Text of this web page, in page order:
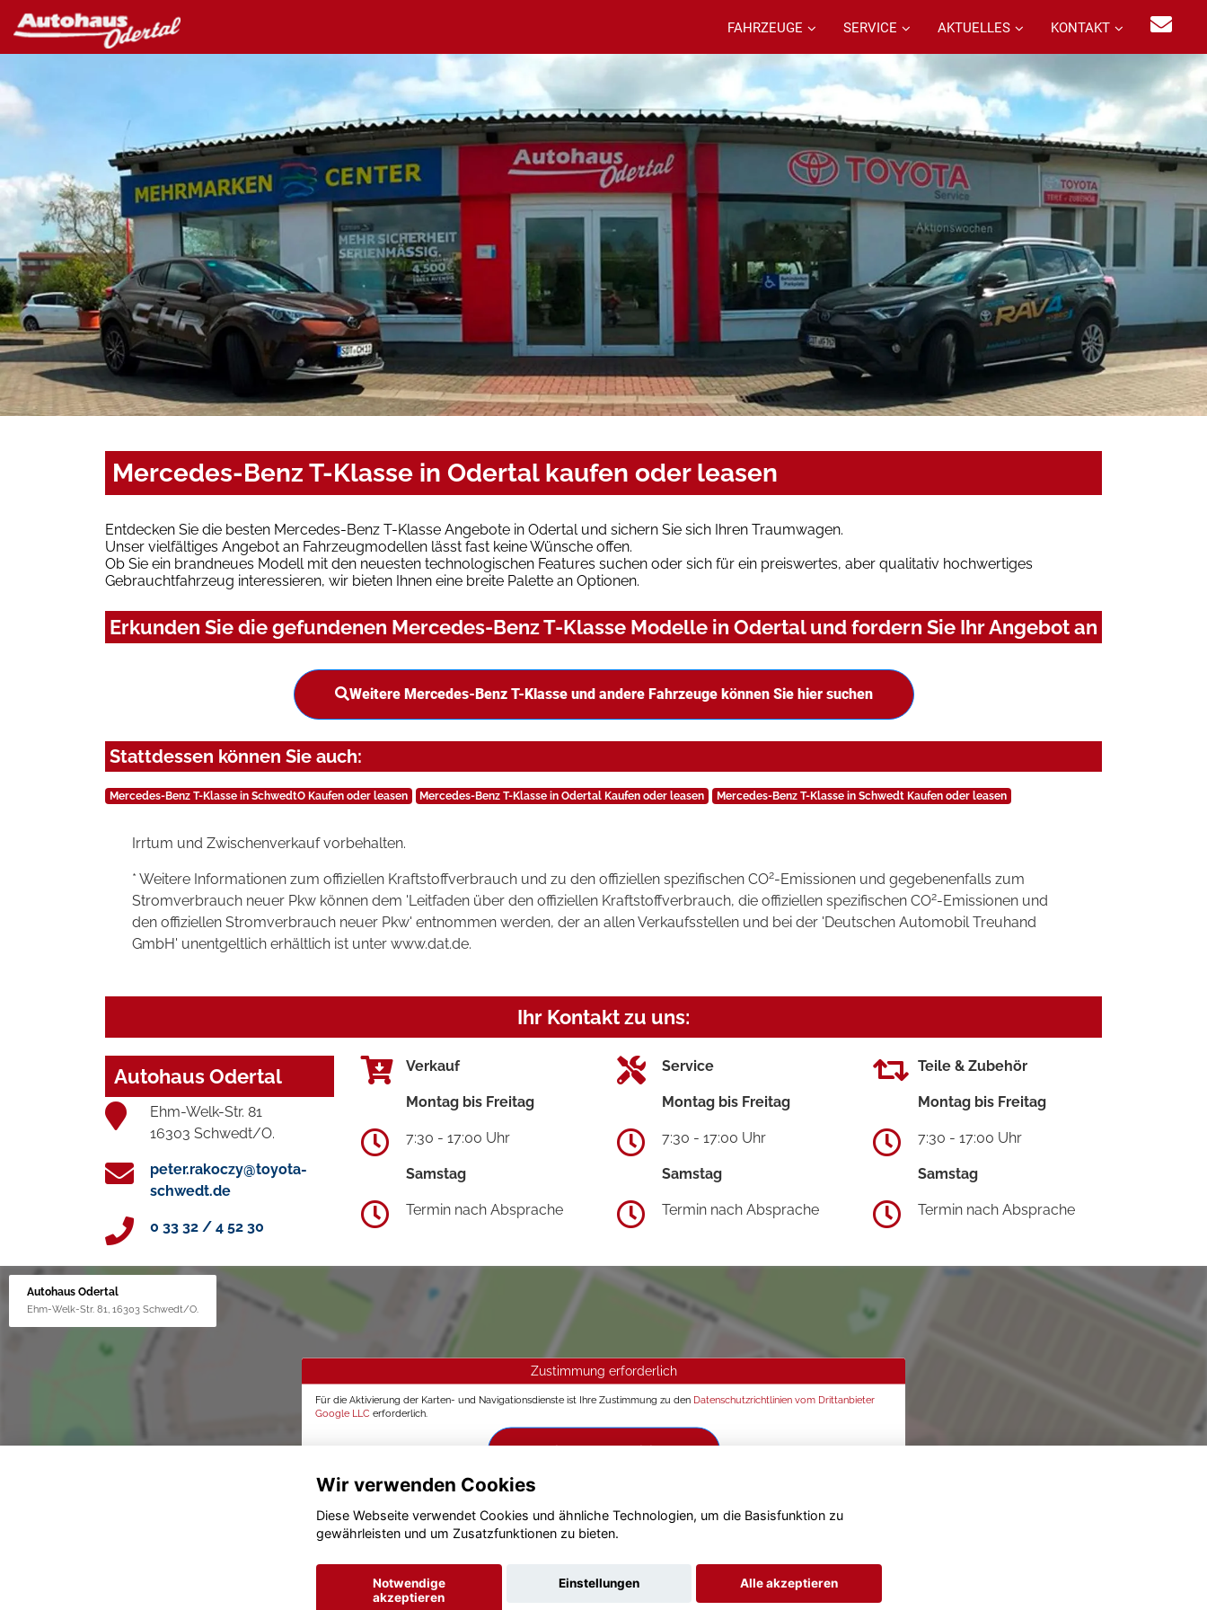
FAHRZEUGE SERVICE AKTUELLES KONTAKT
Mercedes-Benz T-Klasse in Odertal kaufen oder leasen
Entdecken Sie die besten Mercedes-Benz T-Klasse Angebote in Odertal und sichern Sie sich Ihren Traumwagen.
Unser vielfältiges Angebot an Fahrzeugmodellen lässt fast keine Wünsche offen.
Ob Sie ein brandneues Modell mit den neuesten technologischen Features suchen oder sich für ein preiswertes, aber qualitativ hochwertiges
Gebrauchtfahrzeug interessieren, wir bieten Ihnen eine breite Palette an Optionen.
Erkunden Sie die gefundenen Mercedes-Benz T-Klasse Modelle in Odertal und fordern Sie Ihr Angebot an
Weitere Mercedes-Benz T-Klasse und andere Fahrzeuge können Sie hier suchen
Stattdessen können Sie auch:
Mercedes-Benz T-Klasse in SchwedtO Kaufen oder leasen Mercedes-Benz T-Klasse in Odertal Kaufen oder leasen Mercedes-Benz T-Klasse in Schwedt Kaufen oder leasen
Irrtum und Zwischenverkauf vorbehalten.
* Weitere Informationen zum offiziellen Kraftstoffverbrauch und zu den offiziellen spezifischen CO2-Emissionen und gegebenenfalls zum
Stromverbrauch neuer Pkw können dem 'Leitfaden über den offiziellen Kraftstoffverbrauch, die offiziellen spezifischen CO2-Emissionen und
den offiziellen Stromverbrauch neuer Pkw' entnommen werden, der an allen Verkaufsstellen und bei der 'Deutschen Automobil Treuhand
GmbH' unentgeltlich erhältlich ist unter www.dat.de.
Ihr Kontakt zu uns:
Autohaus Odertal
Ehm-Welk-Str. 81
16303 Schwedt/O.
peter.rakoczy@toyota-
schwedt.de
0 33 32 / 4 52 30
Verkauf
Montag bis Freitag
7:30 - 17:00 Uhr
Samstag
Termin nach Absprache
Service
Montag bis Freitag
7:30 - 17:00 Uhr
Samstag
Termin nach Absprache
Teile & Zubehör
Montag bis Freitag
7:30 - 17:00 Uhr
Samstag
Termin nach Absprache
Autohaus Odertal
Ehm-Welk-Str. 81, 16303 Schwedt/O.
Zustimmung erforderlich
Für die Aktivierung der Karten- und Navigationsdienste ist Ihre Zustimmung zu den Datenschutzrichtlinien vom Drittanbieter
Google LLC erforderlich.
Wir verwenden Cookies
Diese Webseite verwendet Cookies und ähnliche Technologien, um die Basisfunktion zu
gewährleisten und um Zusatzfunktionen zu bieten.
Notwendige
akzeptieren
Einstellungen Alle akzeptieren